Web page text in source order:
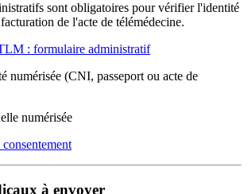
sont obligatoires pour vérifier l'identité
de l'acte de télémédecine.
: formulaire administratif
numérisée (CNI, passeport ou acte de
numérisée
à envoyer